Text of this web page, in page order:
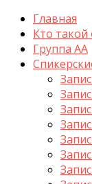
Главная
Кто
Группа АА